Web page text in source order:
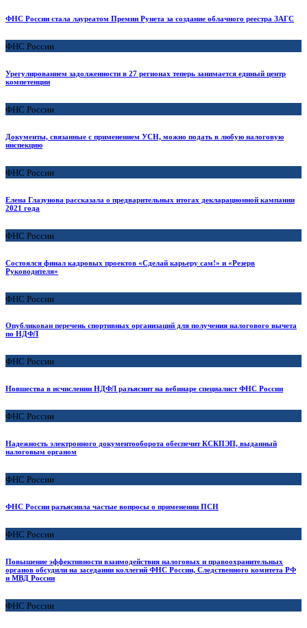
ФНС России стала лауреатом Премии Рунета за создание облачного реестра ЗАГС
ФНС России
Урегулированием задолженности в 27 регионах теперь занимается единый центр
компетенции
ФНС России
Документы, связанные с применением УСН, можно подать в любую налоговую
инспекцию
ФНС России
Елена Глазунова рассказала о предварительных итогах декларационной кампании
2021 года
ФНС России
Состоялся финал кадровых проектов «Сделай карьеру сам!» и «Резерв
Руководителя»
ФНС России
Опубликован перечень спортивных организаций для получения налогового вычета
по НДФЛ
ФНС России
Новшества в исчислении НДФЛ разъяснит на вебинаре специалист ФНС России
ФНС России
Надежность электронного документооборота обеспечит КСКПЭП, выданный
налоговым органом
ФНС России
ФНС России разъяснила частые вопросы о применении ПСН
ФНС России
Повышение эффективности взаимодействия налоговых и правоохранительных
органов обсудили на заседании коллегий ФНС России, Следственного комитета РФ
и МВД России
ФНС России